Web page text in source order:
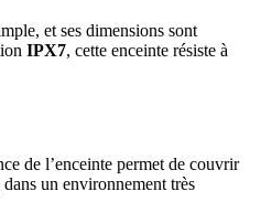
et ses dimensions sont
IPX7, cette enceinte résiste à
de l’enceinte permet de couvrir
un environnement très